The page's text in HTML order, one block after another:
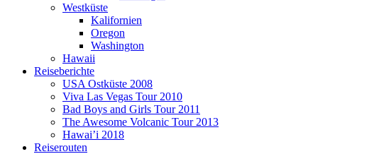
Westküste
Kalifornien
Oregon
Washington
Hawaii
Reiseberichte
USA Ostküste 2008
Viva Las Vegas Tour 2010
Bad Boys and Girls Tour 2011
The Awesome Volcanic Tour 2013
Hawai’i 2018
Reiserouten